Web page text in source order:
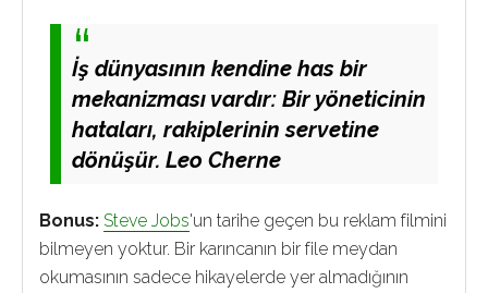
İş dünyasının kendine has bir
mekanizması vardır: Bir yöneticinin
hataları, rakiplerinin servetine
dönüşür. Leo Cherne
Bonus: Steve Jobs'un tarihe geçen bu reklam filmini
bilmeyen yoktur. Bir karıncanın bir file meydan
okumasının sadece hikayelerde yer almadığının